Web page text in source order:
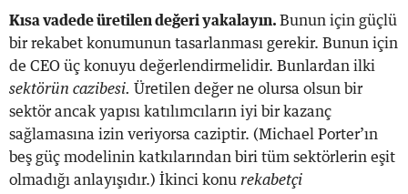
Kısa vadede üretilen değeri yakalayın. Bunun için güçlü
bir rekabet konumunun tasarlanması gerekir. Bunun için
de CEO üç konuyu değerlendirmelidir. Bunlardan ilki
sektörün cazibesi. Üretilen değer ne olursa olsun bir
sektör ancak yapısı katılımcıların iyi bir kazanç
sağlamasına izin veriyorsa caziptir. (Michael Porter’ın
beş güç modelinin katkılarından biri tüm sektörlerin eşit
olmadığı anlayışıdır.) İkinci konu rekabetçi